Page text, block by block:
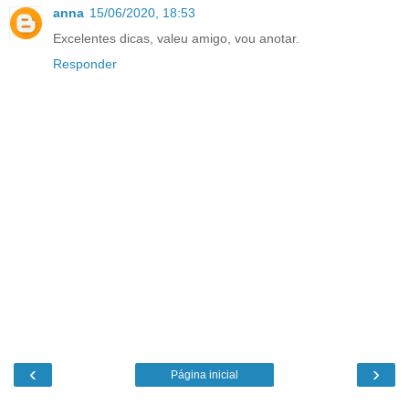
anna 15/06/2020, 18:53
Excelentes dicas, valeu amigo, vou anotar.
Responder
‹ ›
Página inicial